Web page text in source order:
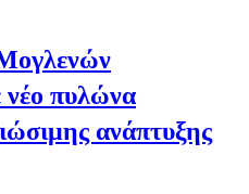
νέο πυλώνα
ανάπτυξης